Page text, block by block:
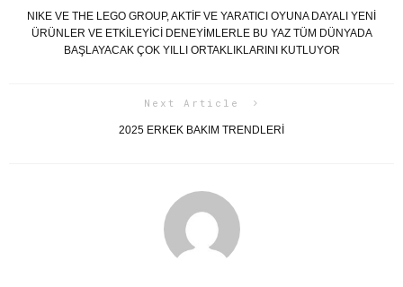
NIKE VE THE LEGO GROUP, AKTIF VE YARATICI OYUNA DAYALI YENI
ÜRÜNLER VE ETKILEYICI DENEYIMLERLE BU YAZ TÜM DÜNYADA
BAŞLAYACAK ÇOK YILLI ORTAKLIKLARINI KUTLUYOR
Next Article
2025 ERKEK BAKIM TRENDLERI